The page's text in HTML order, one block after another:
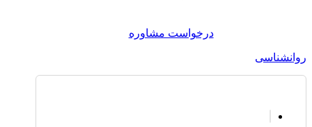
درخواست مشاوره
روانشناسی